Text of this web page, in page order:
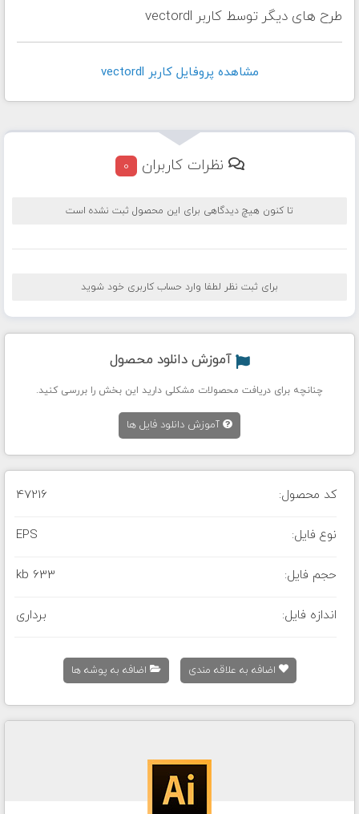
طرح های دیگر توسط کاربر vectordl
مشاهده پروفايل کاربر vectordl
نظرات کاربران 0
تا کنون هیچ دیدگاهی برای این محصول ثبت نشده است
برای ثبت نظر لطفا وارد حساب کاربری خود شوید
آموزش دانلود محصول
چنانچه برای دریافت محصولات مشکلی دارید این بخش را بررسی کنید.
آموزش دانلود فایل ها
کد محصول: 47216
نوع فایل: EPS
حجم فایل: 633 kb
اندازه فایل: برداری
اضافه به علاقه مندی اضافه به پوشه ها